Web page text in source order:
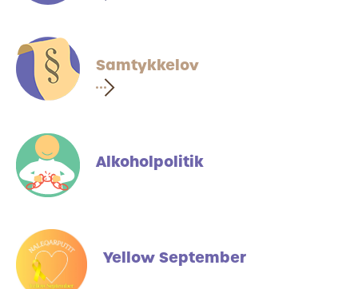
Samtykkelov
Alkoholpolitik
Yellow September